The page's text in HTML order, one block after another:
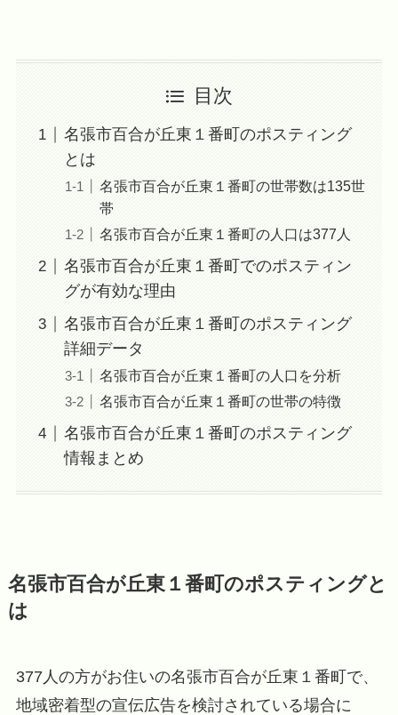
目次
名張市百合が丘東１番町のポスティング
とは
名張市百合が丘東１番町の世帯数は135世
帯
名張市百合が丘東１番町の人口は377人
名張市百合が丘東１番町でのポスティン
グが有効な理由
名張市百合が丘東１番町のポスティング
詳細データ
名張市百合が丘東１番町の人口を分析
名張市百合が丘東１番町の世帯の特徴
名張市百合が丘東１番町のポスティング
情報まとめ
名張市百合が丘東１番町のポスティングと
は
377人の方がお住いの名張市百合が丘東１番町で、
地域密着型の宣伝広告を検討されている場合に